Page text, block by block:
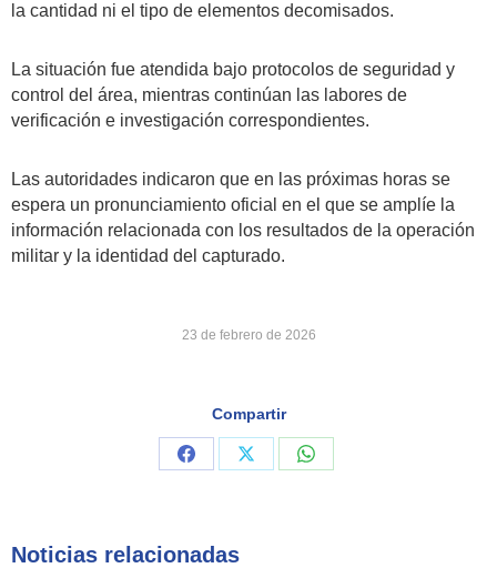
la cantidad ni el tipo de elementos decomisados.
La situación fue atendida bajo protocolos de seguridad y
control del área, mientras continúan las labores de
verificación e investigación correspondientes.
Las autoridades indicaron que en las próximas horas se
espera un pronunciamiento oficial en el que se amplíe la
información relacionada con los resultados de la operación
militar y la identidad del capturado.
23 de febrero de 2026
Compartir
Share
Share
Share
Noticias relacionadas